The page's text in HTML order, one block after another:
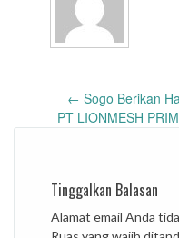
navigation
← Sogo Berikan
PT LIONMESH
Tinggalkan Balasan
Alamat email Anda